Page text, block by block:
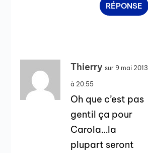
RÉPONSE
Thierry sur 9 mai 2013
à 20:55
Oh que c’est pas
gentil ça pour
Carola…la
plupart seront